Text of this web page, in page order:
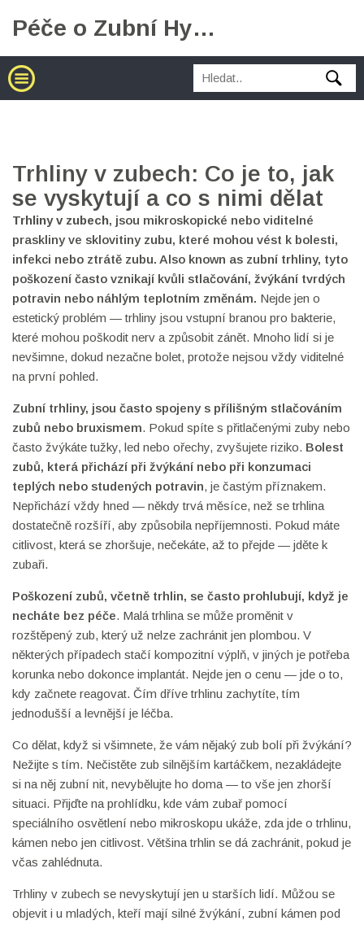
Péče o Zubní Hygienu
Trhliny v zubech: Co je to, jak
se vyskytují a co s nimi dělat
Trhliny v zubech, jsou mikroskopické nebo viditelné
praskliny ve sklovitiny zubu, které mohou vést k bolesti,
infekci nebo ztrátě zubu. Also known as zubní trhliny, tyto
poškození často vznikají kvůli stlačování, žvýkání tvrdých
potravin nebo náhlým teplotním změnám. Nejde jen o
estetický problém — trhliny jsou vstupní branou pro bakterie,
které mohou poškodit nerv a způsobit zánět. Mnoho lidí si je
nevšimne, dokud nezačne bolet, protože nejsou vždy viditelné
na první pohled.
Zubní trhliny, jsou často spojeny s přílišným stlačováním
zubů nebo bruxismem. Pokud spíte s přitlačenými zuby nebo
často žvýkáte tužky, led nebo ořechy, zvyšujete riziko. Bolest
zubů, která přichází při žvýkání nebo při konzumaci
teplých nebo studených potravin, je častým příznakem.
Nepřichází vždy hned — někdy trvá měsíce, než se trhlina
dostatečně rozšíří, aby způsobila nepříjemnosti. Pokud máte
citlivost, která se zhoršuje, nečekáte, až to přejde — jděte k
zubaři.
Poškození zubů, včetně trhlin, se často prohlubují, když je
necháte bez péče. Malá trhlina se může proměnit v
rozštěpený zub, který už nelze zachránit jen plombou. V
některých případech stačí kompozitní výplň, v jiných je potřeba
korunka nebo dokonce implantát. Nejde jen o cenu — jde o to,
kdy začnete reagovat. Čím dříve trhlinu zachytíte, tím
jednodušší a levnější je léčba.
Co dělat, když si všimnete, že vám nějaký zub bolí při žvýkání?
Nežijte s tím. Nečistěte zub silnějším kartáčkem, nezakládejte
si na něj zubní nit, nevybělujte ho doma — to vše jen zhorší
situaci. Přijďte na prohlídku, kde vám zubař pomocí
speciálního osvětlení nebo mikroskopu ukáže, zda jde o trhlinu,
kámen nebo jen citlivost. Většina trhlin se dá zachránit, pokud je
včas zahlédnuta.
Trhliny v zubech se nevyskytují jen u starších lidí. Můžou se
objevit i u mladých, kteří mají silné žvýkání, zubní kámen pod